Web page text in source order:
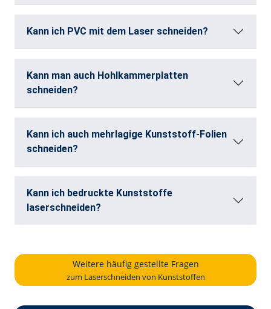
Kann ich PVC mit dem Laser schneiden?
Kann man auch Hohlkammerplatten
schneiden?
Kann ich auch mehrlagige Kunststoff-Folien
schneiden?
Kann ich bedruckte Kunststoffe
laserschneiden?
Weitere häufig gestellte Fragen
zum Laserschneiden von Kunststoffen